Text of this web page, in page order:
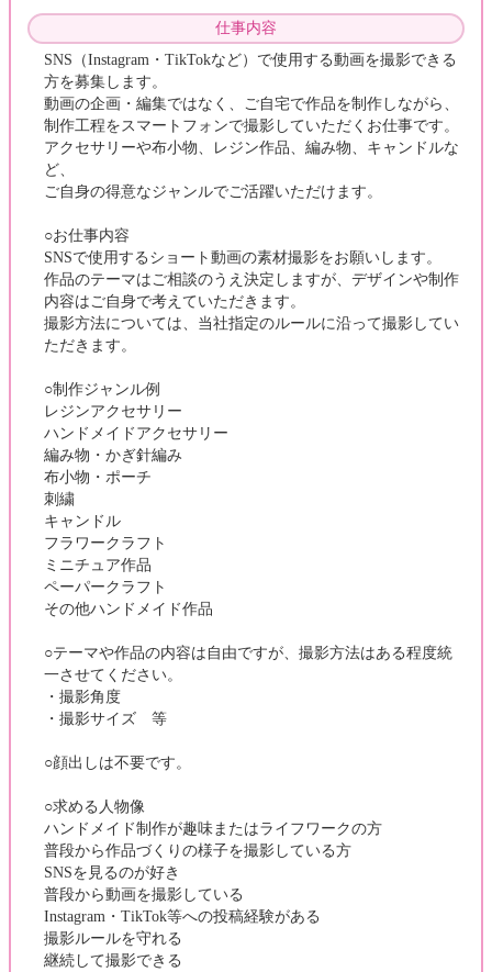
仕事内容
SNS（Instagram・TikTokなど）で使用する動画を撮影できる
方を募集します。
動画の企画・編集ではなく、ご自宅で作品を制作しながら、
制作工程をスマートフォンで撮影していただくお仕事です。
アクセサリーや布小物、レジン作品、編み物、キャンドルな
ど、
ご自身の得意なジャンルでご活躍いただけます。
○お仕事内容
SNSで使用するショート動画の素材撮影をお願いします。
作品のテーマはご相談のうえ決定しますが、デザインや制作
内容はご自身で考えていただきます。
撮影方法については、当社指定のルールに沿って撮影してい
ただきます。
○制作ジャンル例
レジンアクセサリー
ハンドメイドアクセサリー
編み物・かぎ針編み
布小物・ポーチ
刺繍
キャンドル
フラワークラフト
ミニチュア作品
ペーパークラフト
その他ハンドメイド作品
○テーマや作品の内容は自由ですが、撮影方法はある程度統
一させてください。
・撮影角度
・撮影サイズ 等
○顔出しは不要です。
○求める人物像
ハンドメイド制作が趣味またはライフワークの方
普段から作品づくりの様子を撮影している方
SNSを見るのが好き
普段から動画を撮影している
Instagram・TikTok等への投稿経験がある
撮影ルールを守れる
継続して撮影できる